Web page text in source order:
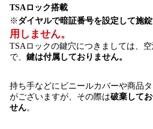
TSAロック搭載
※ ダイヤルで暗証番号を設定して施
用しません。
TSAロックの鍵穴につきましては、
で、 鍵は付属しておりません。
持ち手などにビニールカバーや商品
がございますが、その際は破棄して
せん。